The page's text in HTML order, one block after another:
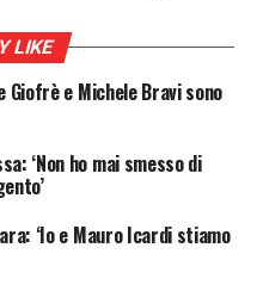
ha
della
a a
sua vita
LIKE
Giofrè e Michele Bravi sono
‘Non ho mai smesso di
‘Io e Mauro Icardi stiamo